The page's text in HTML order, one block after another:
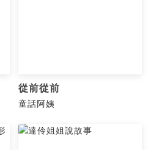
從前從前
童話阿姨